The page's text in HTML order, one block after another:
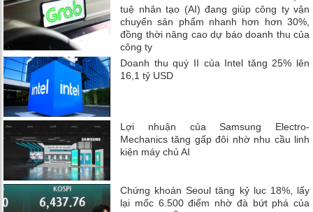
tuệ nhân tạo (AI) đang giúp công ty vận
chuyển sản phẩm nhanh hơn hơn 30%,
đồng thời nâng cao dự báo doanh thu của
công ty
Doanh thu quý II của Intel tăng 25% lên
16,1 tỷ USD
Lợi nhuận của Samsung Electro-
Mechanics tăng gấp đôi nhờ nhu cầu linh
kiện máy chủ AI
Chứng khoán Seoul tăng kỷ lục 18%, lấy
lại mốc 6.500 điểm nhờ đà bứt phá của